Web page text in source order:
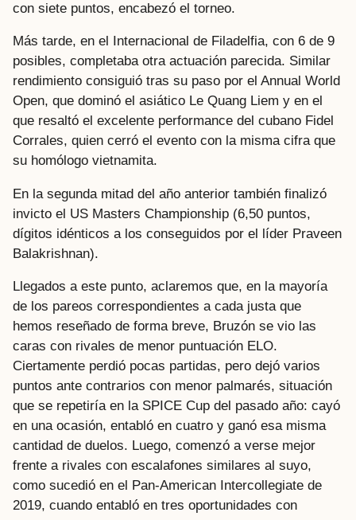
con siete puntos, encabezó el torneo.
Más tarde, en el Internacional de Filadelfia, con 6 de 9
posibles, completaba otra actuación parecida. Similar
rendimiento consiguió tras su paso por el Annual World
Open, que dominó el asiático Le Quang Liem y en el
que resaltó el excelente performance del cubano Fidel
Corrales, quien cerró el evento con la misma cifra que
su homólogo vietnamita.
En la segunda mitad del año anterior también finalizó
invicto el US Masters Championship (6,50 puntos,
dígitos idénticos a los conseguidos por el líder Praveen
Balakrishnan).
Llegados a este punto, aclaremos que, en la mayoría
de los pareos correspondientes a cada justa que
hemos reseñado de forma breve, Bruzón se vio las
caras con rivales de menor puntuación ELO.
Ciertamente perdió pocas partidas, pero dejó varios
puntos ante contrarios con menor palmarés, situación
que se repetiría en la SPICE Cup del pasado año: cayó
en una ocasión, entabló en cuatro y ganó esa misma
cantidad de duelos. Luego, comenzó a verse mejor
frente a rivales con escalafones similares al suyo,
como sucedió en el Pan-American Intercollegiate de
2019, cuando entabló en tres oportunidades con